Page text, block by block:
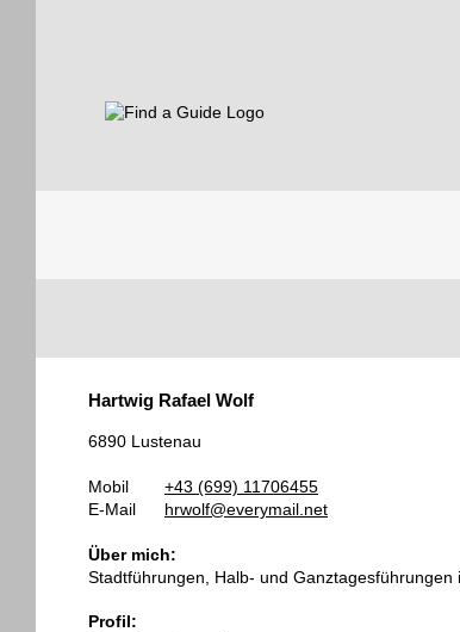
Guides
Hartwig Rafael Wolf
6890 Lustenau
Mobil
+43 (699) 11706455
E-Mail
hrwolf@everymail.net
Über mich:
Stadtführungen, Halb- und
Profil: